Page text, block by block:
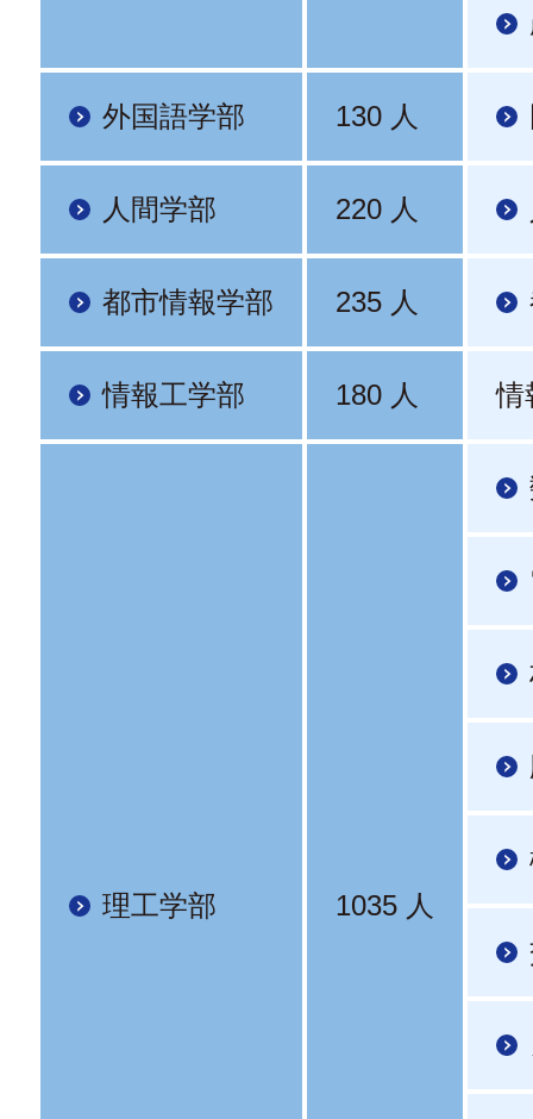
外国語学部 130 人
人間学部 220 人
都市情報学部 235 人
情報工学部 180 人 情
理工学部 1035 人